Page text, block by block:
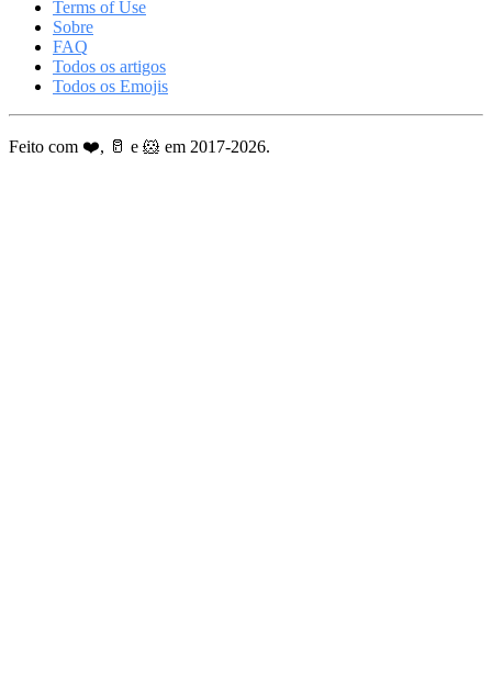
Terms of Use
Sobre
FAQ
Todos os artigos
Todos os Emojis
Feito com ❤️, 🥛 e 🐹 em 2017-2026.